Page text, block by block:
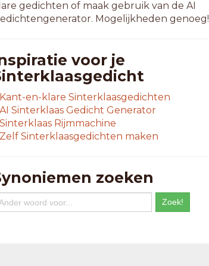
gedichten of maak gebruik van de AI
Mogelijkheden genoeg!
voor je
Kant-en-klare Sinterklaasgedichten
AI Sinterklaas Gedicht Generator
Sinterklaas Rijmmachine
Zelf Sinterklaasgedichten maken
zoeken